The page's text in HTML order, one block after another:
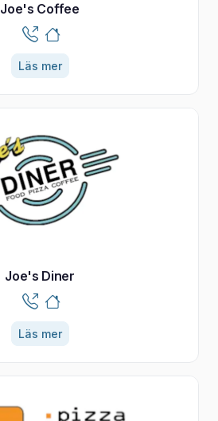
Joe's Coffee
Läs mer
Joe's Diner
Läs mer